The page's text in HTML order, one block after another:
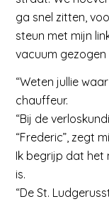
ga snel zitten,
steun met mijn
vacuum gezogen
“Weten jullie
chauffeur.
“Bij de
“Frederic”, zegt
Ik begrijp dat het
is.
“De St.